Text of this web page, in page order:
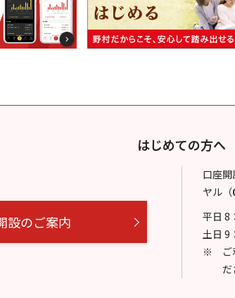
はじめての方へ
設のご案内
口座
ヤル （
平日 8
土日 9
だ